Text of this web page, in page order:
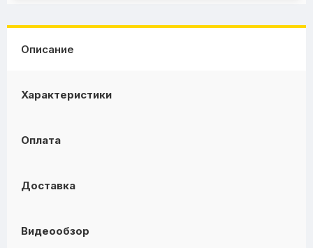
Описание
Характеристики
Оплата
Доставка
Видеообзор